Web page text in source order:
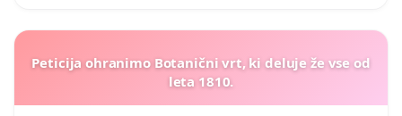
Peticija ohranimo Botanični vrt, ki deluje že vse od
leta 1810.